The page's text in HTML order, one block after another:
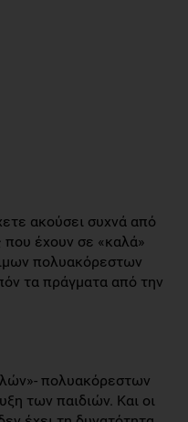
ακούσει συχνά από
που έχουν σε «καλά»
πολυακόρεστων
τα πράγματα από την
πολυακόρεστων
των παιδιών. Και οι